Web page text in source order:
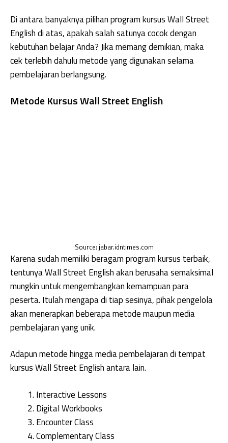
Di antara banyaknya pilihan program kursus Wall Street
English di atas, apakah salah satunya cocok dengan
kebutuhan belajar Anda? Jika memang demikian, maka
cek terlebih dahulu metode yang digunakan selama
pembelajaran berlangsung.
Metode Kursus Wall Street English
Source: jabar.idntimes.com
Karena sudah memiliki beragam program kursus terbaik,
tentunya Wall Street English akan berusaha semaksimal
mungkin untuk mengembangkan kemampuan para
peserta. Itulah mengapa di tiap sesinya, pihak pengelola
akan menerapkan beberapa metode maupun media
pembelajaran yang unik.
Adapun metode hingga media pembelajaran di tempat
kursus Wall Street English antara lain.
Interactive Lessons
Digital Workbooks
Encounter Class
Complementary Class